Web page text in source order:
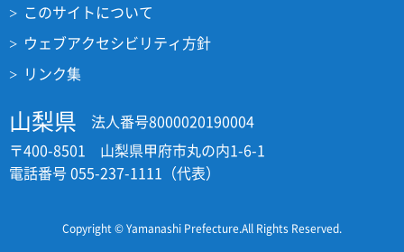
このサイトについて
ウェブアクセシビリティ方針
リンク集
山梨県
法人番号8000020190004
〒400-8501 山梨県甲府市丸の内1-6-1
電話番号 055-237-1111（代表）
Copyright © Yamanashi Prefecture.All Rights Reserved.